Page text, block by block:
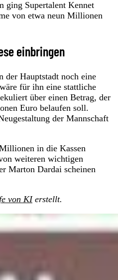
ging Supertalent Kennet
von etwa neun Millionen
einbringen
der Hauptstadt noch eine
für ihn eine stattliche
über einen Betrag, der
Euro belaufen soll.
der Mannschaft
in die Kassen
weiteren wichtigen
Marton Dardai scheinen
von KIerstellt.